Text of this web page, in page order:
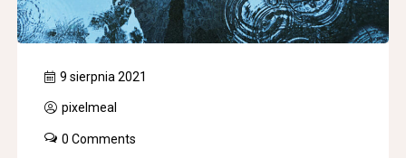
9 sierpnia 2021
pixelmeal
0 Comments